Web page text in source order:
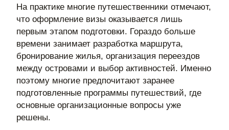
На практике многие путешественники отмечают,
что оформление визы оказывается лишь
первым этапом подготовки. Гораздо больше
времени занимает разработка маршрута,
бронирование жилья, организация переездов
между островами и выбор активностей. Именно
поэтому многие предпочитают заранее
подготовленные программы путешествий, где
основные организационные вопросы уже
решены.